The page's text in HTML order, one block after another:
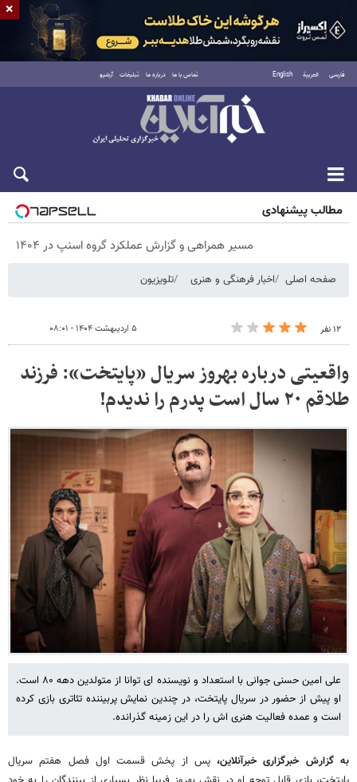
فارسی العربية English تماس با ما درباره ما تبلیغات آرشیو
پنجشنبه ۱۵ مرداد ۱۴۰۵
مطالب پیشنهادی
مسیر همراهی و گزارش عملکرد گروه اسنپ در ۱۴۰۴
صفحه اصلی اخبار فرهنگی و هنری تلویزیون
۱۲ نفر ۵ اردیبهشت ۱۴۰۴ - ۰۸:۰۱
واقعیتی درباره بهروز سریال «پایتخت»: فرزند
طلاقم ۲۰ سال است پدرم را ندیدم!
علی امین حسنی جوانی با استعداد و نویسنده ای توانا از متولدین دهه ۸۰ است.
او پیش از حضور در سریال پایتخت، در چندین نمایش پربیننده تئاتری بازی کرده
است و عمده فعالیت هنری اش را در این زمینه گذرانده.
به گزارش خبرگزاری خبرآنلاین،پس از پخش قسمت اول فصل هفتم سریال
×